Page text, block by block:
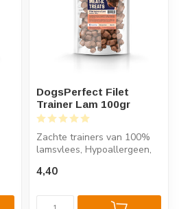
DogsPerfect Filet
Trainer Lam 100gr
Zachte trainers van 100%
lamsvlees, Hypoallergeen,
voor...
4,40